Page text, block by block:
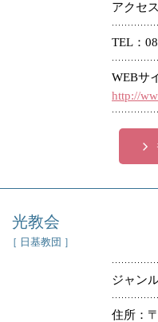
アクセス
TEL
WEBサ
http://
光教会
［ 日基教団 ］
ジャン
住所